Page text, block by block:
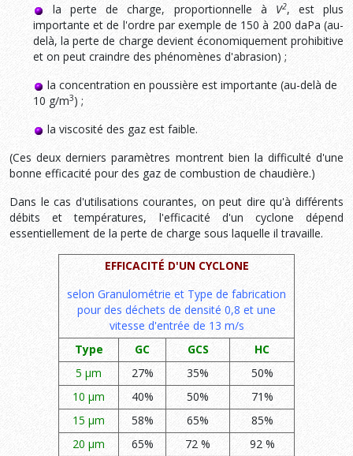
la perte de charge, proportionnelle à V2, est plus
importante et de l'ordre par exemple de 150 à 200 daPa (au-
delà, la perte de charge devient économiquement prohibitive
et on peut craindre des phénomènes d'abrasion) ;
la concentration en poussière est importante (au-delà de
10 g/m3) ;
la viscosité des gaz est faible.
(Ces deux derniers paramètres montrent bien la difficulté d'une
bonne efficacité pour des gaz de combustion de chaudière.)
Dans le cas d'utilisations courantes, on peut dire qu'à différents
débits et températu­res, l'efficacité d'un cyclone dépend
essentiellement de la perte de charge sous laquelle il travaille.
EFFICACITÉ D'UN CYCLONE
selon Granulométrie et Type de fabrication
pour des déchets de densité 0,8 et une
vitesse d'entrée de 13 m/s
Type
GC GCS
HC
5 µm
27% 35%
50%
10 µm
40% 50%
71%
15 µm
58% 65%
85%
20 µm
65% 72 %
92 %